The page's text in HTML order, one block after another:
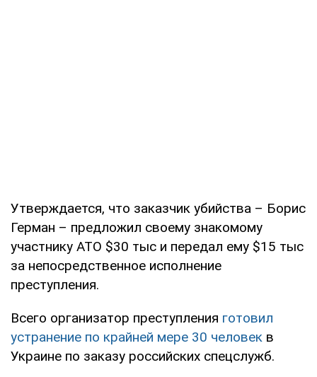
Утверждается, что заказчик убийства – Борис
Герман – предложил своему знакомому
участнику АТО $30 тыс и передал ему $15 тыс
за непосредственное исполнение
преступления.
Всего организатор преступления готовил
устранение по крайней мере 30 человек в
Украине по заказу российских спецслужб.